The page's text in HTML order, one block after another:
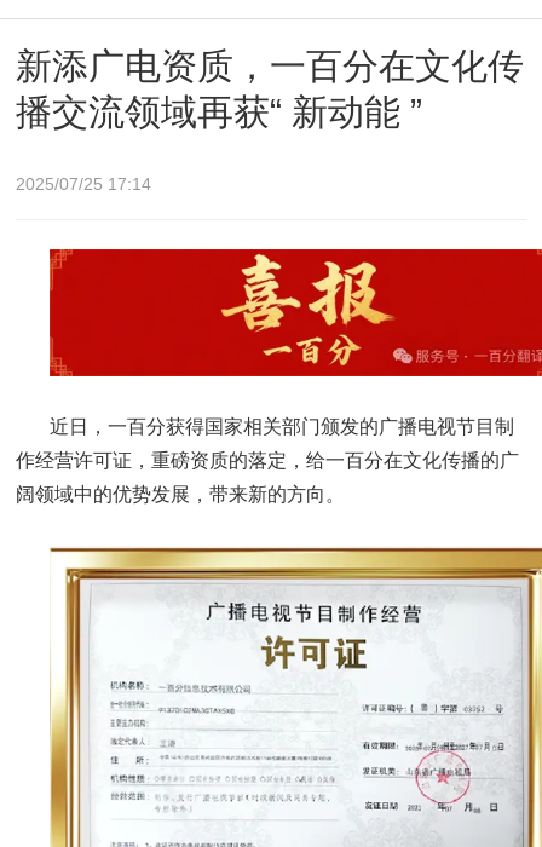
播交流领域再获“ 新动能 ”
新添广电资质，一百分在文化传
播交流领域再获“ 新动能 ”
2025/07/25 17:14
近日，一百分获得国家相关部门颁发的广播电视节目制
作经营许可证，重磅资质的落定，给一百分在文化传播的广
阔领域中的优势发展，带来新的方向。